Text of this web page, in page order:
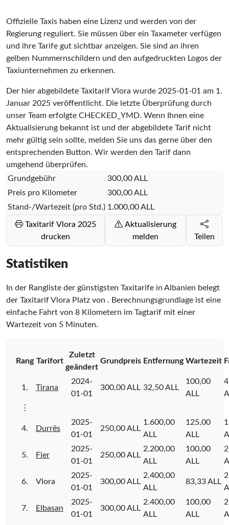
Offizielle Taxis haben eine Lizenz und werden von der
Regierung reguliert. Sie müssen über ein Taxameter verfügen
und ihre Tarife gut sichtbar anzeigen. Sie sind an ihren
gelben Nummernschildern und den aufgedruckten Logos der
Taxiunternehmen zu erkennen.
Der hier abgebildete Taxitarif Vlora wurde 2025-01-01 am 1.
Januar 2025 veröffentlicht. Die letzte Überprüfung durch
unser Team erfolgte CHECKED_YMD. Wenn Ihnen eine
Aktualisierung bekannt ist und der abgebildete Tarif nicht
mehr gültig sein sollte, melden Sie uns das gerne über den
entsprechenden Button. Wir werden den Tarif dann
umgehend überprüfen.
Grundgebühr
300,00 ALL
Preis pro Kilometer
300,00 ALL
Stand-/Wartezeit (pro Std.) 1.000,00 ALL
Taxitarif Vlora 2025
drucken
Aktualisierung
melden
Teilen
Statistiken
In der Rangliste der günstigsten Taxitarife in Albanien belegt
der Taxitarif Vlora Platz von . Berechnungsgrundlage ist eine
einfache Fahrt von 8 Kilometern im Tagtarif mit einer
Wartezeit von 5 Minuten.
Rang Tarifort
Zuletzt
geändert
Grundpreis Entfernung Wartezeit
1. Tirana
2024-
01-01
300,00 ALL 32,50 ALL
100,00
ALL
⋮
4. Durrës
2025-
01-01
250,00 ALL
1.600,00
ALL
125,00
ALL
5. Fier
2025-
01-01
250,00 ALL
2.200,00
ALL
100,00
ALL
6. Vlora
2025-
01-01
300,00 ALL
2.400,00
ALL
83,33 ALL
7. Elbasan
2025-
01-01
300,00 ALL
2.400,00
ALL
100,00
ALL